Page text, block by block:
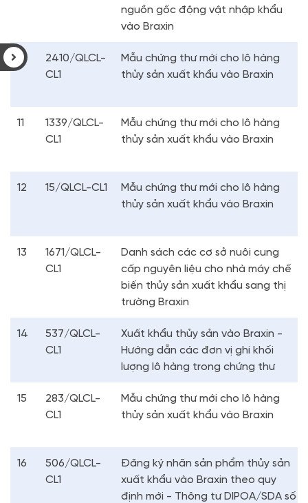
nguồn gốc động vật nhập khẩu
vào Braxin
10
2410/QLCL-
CL1
Mẫu chứng thư mới cho lô hàng
thủy sản xuất khẩu vào Braxin
11
1339/QLCL-
CL1
Mẫu chứng thư mới cho lô hàng
thủy sản xuất khẩu vào Braxin
12 15/QLCL-CL1
Mẫu chứng thư mới cho lô hàng
thủy sản xuất khẩu vào Braxin
13
1671/QLCL-
CL1
Danh sách các cơ sở nuôi cung
cấp nguyên liệu cho nhà máy chế
biến thủy sản xuất khẩu sang thị
trường Braxin
14
537/QLCL-
CL1
Xuất khẩu thủy sản vào Braxin -
Hướng dẫn các đơn vị ghi khối
lượng lô hàng trong chứng thư
15
283/QLCL-
CL1
Mẫu chứng thư mới cho lô hàng
thủy sản xuất khẩu vào Braxin
16
506/QLCL-
CL1
Đăng ký nhãn sản phẩm thủy sản
xuất khẩu vào Braxin theo quy
định mới - Thông tư DIPOA/SDA số